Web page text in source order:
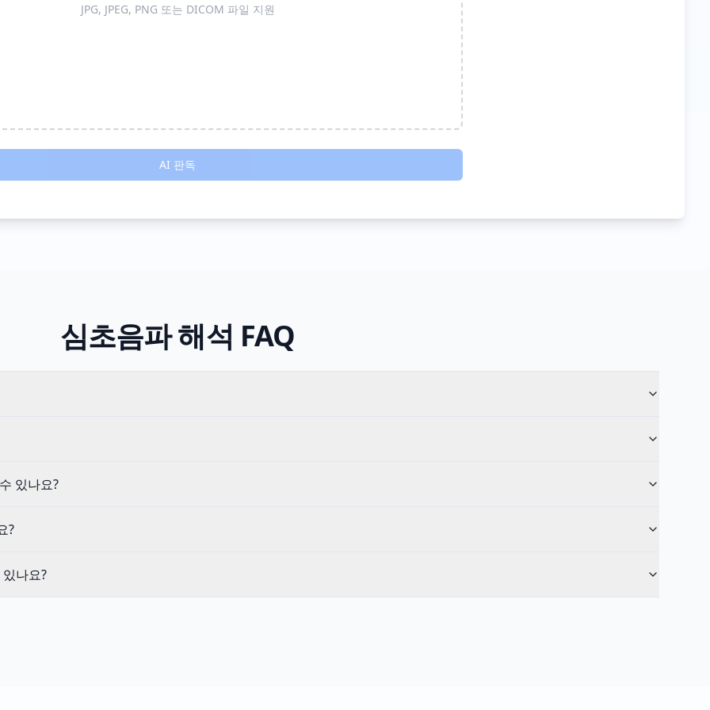
JPG, JPEG, PNG 또는 DICOM 파일 지원
AI 판독
심초음파 해석 FAQ
있나요?
?
나요?